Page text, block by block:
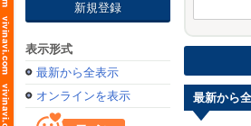
新規登録
表示形式
最新から全表示
オンラインを表示
最新から